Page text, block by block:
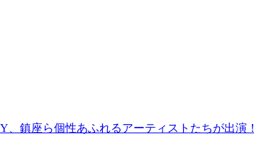
、鎮座ら個性あふれるアーティストたちが出演！